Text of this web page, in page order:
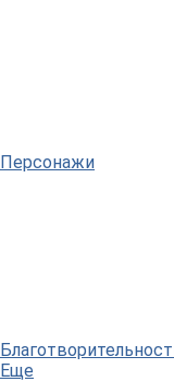
Персонажи
Еще